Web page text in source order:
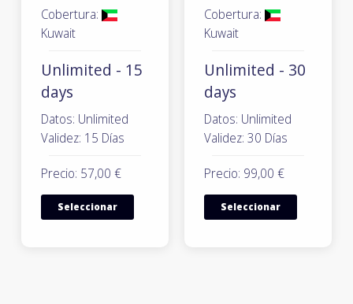
Cobertura:
Kuwait
Unlimited - 15
days
Datos: Unlimited
Validez: 15 Días
Precio: 57,00 €
Seleccionar
Cobertura:
Kuwait
Unlimited - 30
days
Datos: Unlimited
Validez: 30 Días
Precio: 99,00 €
Seleccionar